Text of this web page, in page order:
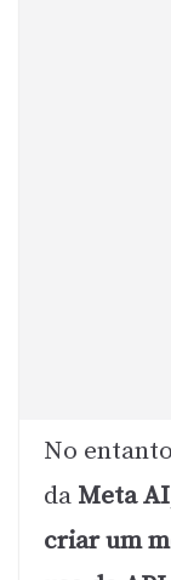
No
da Meta AI
criar um